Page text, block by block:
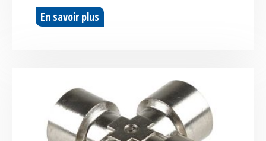
En savoir plus